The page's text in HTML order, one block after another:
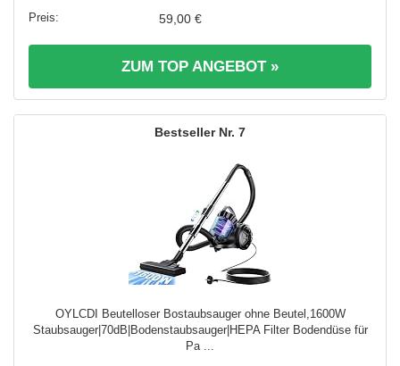
59,00 €
ZUM TOP ANGEBOT »
7
OYLCDI Beutelloser Bostaubsauger ohne Beutel,1600W
Staubsauger|70dB|Bodenstaubsauger|HEPA Filter Bodendüse für
Pa ...